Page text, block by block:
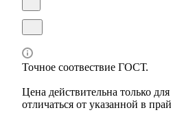
Точное соотвествие ГОСТ.
Цена действительна только
отличаться от указанной в